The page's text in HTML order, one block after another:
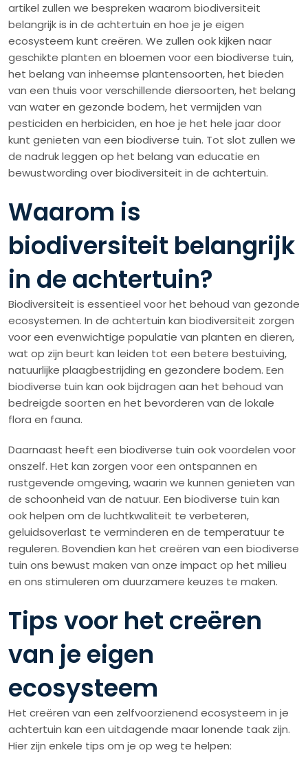
artikel zullen we bespreken waarom biodiversiteit
belangrijk is in de achtertuin en hoe je je eigen
ecosysteem kunt creëren. We zullen ook kijken naar
geschikte planten en bloemen voor een biodiverse tuin,
het belang van inheemse plantensoorten, het bieden
van een thuis voor verschillende diersoorten, het belang
van water en gezonde bodem, het vermijden van
pesticiden en herbiciden, en hoe je het hele jaar door
kunt genieten van een biodiverse tuin. Tot slot zullen we
de nadruk leggen op het belang van educatie en
bewustwording over biodiversiteit in de achtertuin.
Waarom is
biodiversiteit belangrijk
in de achtertuin?
Biodiversiteit is essentieel voor het behoud van gezonde
ecosystemen. In de achtertuin kan biodiversiteit zorgen
voor een evenwichtige populatie van planten en dieren,
wat op zijn beurt kan leiden tot een betere bestuiving,
natuurlijke plaagbestrijding en gezondere bodem. Een
biodiverse tuin kan ook bijdragen aan het behoud van
bedreigde soorten en het bevorderen van de lokale
flora en fauna.
Daarnaast heeft een biodiverse tuin ook voordelen voor
onszelf. Het kan zorgen voor een ontspannen en
rustgevende omgeving, waarin we kunnen genieten van
de schoonheid van de natuur. Een biodiverse tuin kan
ook helpen om de luchtkwaliteit te verbeteren,
geluidsoverlast te verminderen en de temperatuur te
reguleren. Bovendien kan het creëren van een biodiverse
tuin ons bewust maken van onze impact op het milieu
en ons stimuleren om duurzamere keuzes te maken.
Tips voor het creëren
van je eigen
ecosysteem
Het creëren van een zelfvoorzienend ecosysteem in je
achtertuin kan een uitdagende maar lonende taak zijn.
Hier zijn enkele tips om je op weg te helpen: